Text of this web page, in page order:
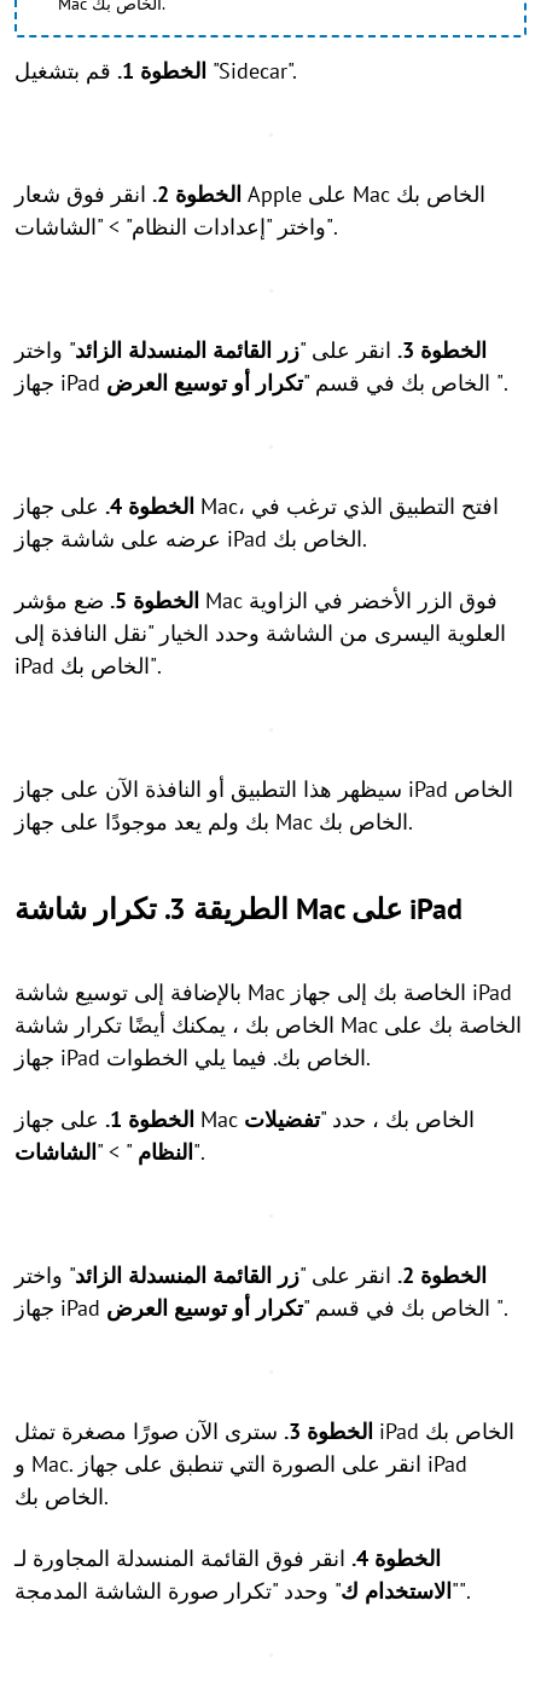
الخطوة 1. قم بتشغيل "Sidecar".
الخطوة 2.
انقر فوق شعار Apple على Mac الخاص بك
واختر "إعدادات النظام" > "الشاشات".
الخطوة 3. انقر على "زر القائمة المنسدلة الزائد" واختر
جهاز iPad الخاص بك في قسم " ".
الخطوة 4.
على جهاز Mac، افتح التطبيق الذي ترغب في
عرضه على شاشة جهاز iPad الخاص بك.
الخطوة 5.
ضع مؤشر Mac فوق الزر الأخضر في الزاوية
العلوية اليسرى من الشاشة وحدد الخيار "نقل النافذة إلى
iPad الخاص بك".
سيظهر هذا التطبيق أو النافذة الآن على جهاز iPad الخاص
بك ولم يعد موجودًا على جهاز Mac الخاص بك.
الطريقة 3. تكرار شاشة Mac على iPad
بالإضافة إلى توسيع شاشة Mac الخاصة بك إلى جهاز iPad
الخاص بك ، يمكنك أيضًا تكرار شاشة Mac الخاصة بك على
جهاز iPad الخاص بك. فيما يلي الخطوات.
الخطوة 1. على جهاز Mac الخاص بك ، حدد "تفضيلات
النظام " > "الشاشات ".
الخطوة 2. انقر على "زر القائمة المنسدلة الزائد" واختر
جهاز iPad الخاص بك في قسم " ".
الخطوة 3.
سترى الآن صورًا مصغرة تمثل iPad الخاص بك
و Mac. انقر على الصورة التي تنطبق على جهاز iPad
الخاص بك.
الخطوة 4.
انقر فوق القائمة المنسدلة المجاورة لـ
"الاستخدام ك " وحدد "تكرار صورة الشاشة المدمجة".